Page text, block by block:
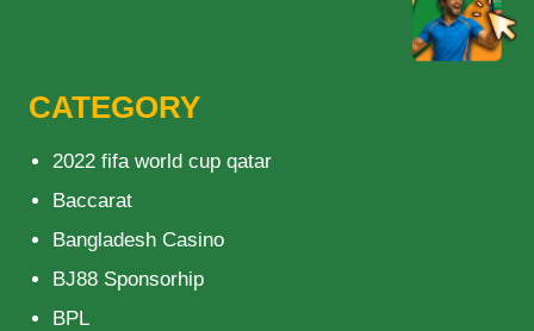
CATEGORY
2022 fifa world cup qatar
Baccarat
Bangladesh Casino
BJ88 Sponsorhip
BPL